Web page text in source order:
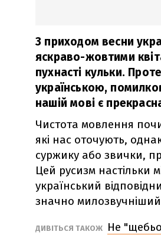
З приходом весни
яскраво-жовтими
пухнасті кульки.
українською,
нашій мові є
Чистота мовлення
які нас оточують,
суржику або звички,
Цей русизм настільки
український
значно
ДИВІТЬСЯ ТАКОЖ
Не